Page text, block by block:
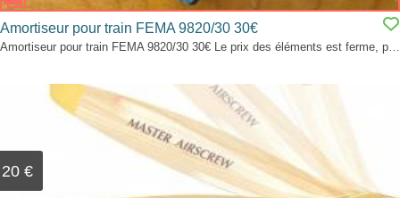
Amortiseur pour train FEMA 9820/30 30€
Amortiseur pour train FEMA 9820/30 30€ Le prix des éléments est ferme, paiement en paypal, pas de réponses aux marchandages.
20 €